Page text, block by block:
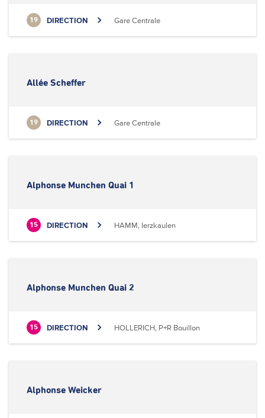
19 DIRECTION Gare Centrale
Allée Scheffer
19 DIRECTION Gare Centrale
Alphonse Munchen Quai 1
15 DIRECTION HAMM, Ierzkaulen
Alphonse Munchen Quai 2
15 DIRECTION HOLLERICH, P+R Bouillon
Alphonse Weicker